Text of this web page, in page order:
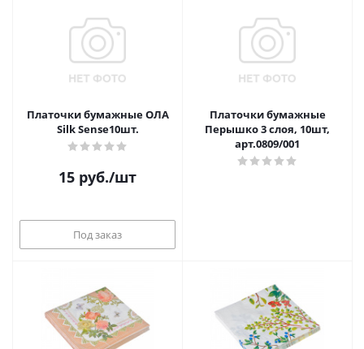
Платочки бумажные ОЛА
Silk Sense10шт.
15 руб./шт
Под заказ
Платочки бумажные
Перышко 3 слоя, 10шт,
арт.0809/001